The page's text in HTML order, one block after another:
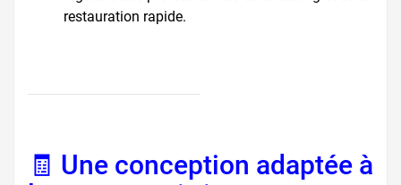
restauration rapide.
🧾 Une conception adaptée à